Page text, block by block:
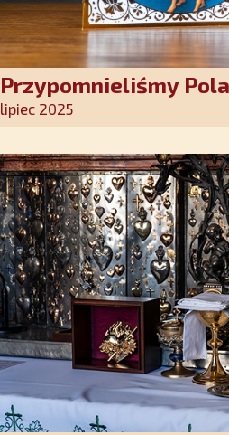
Przypomnieliśmy
Stróża!
lipiec 2025